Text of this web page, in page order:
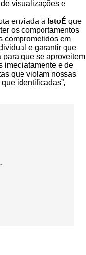
visualizações e
enviada à IstoÉ que
os comportamentos
comprometidos em
e garantir que
para que se aproveitem
imediatamente e de
que violam nossas
identificadas”,